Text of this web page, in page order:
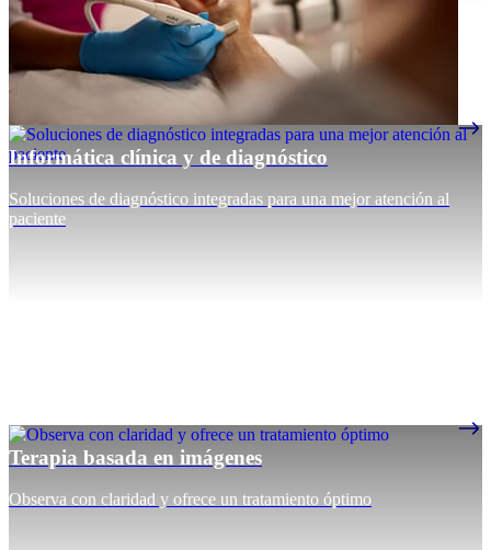
Informática clínica y de diagnóstico
Soluciones de diagnóstico integradas para una mejor atención al
paciente
Terapia basada en imágenes
Observa con claridad y ofrece un tratamiento óptimo